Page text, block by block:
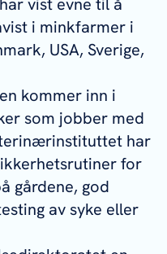
vist evne til å
i minkfarmer i
USA, Sverige,
kommer inn i
som jobber med
har
for
gårdene, god
av syke eller